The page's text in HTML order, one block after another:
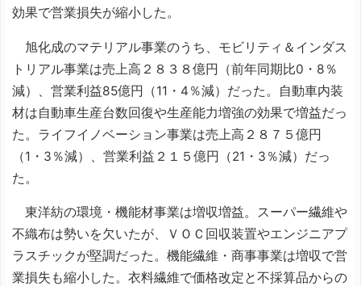
効果で営業損失が縮小した。
旭化成のマテリアル事業のうち、モビリティ＆インダス
トリアル事業は売上高２８３８億円（前年同期比0・8％
減）、営業利益85億円（11・4％減）だった。自動車内装
材は自動車生産台数回復や生産能力増強の効果で増益だっ
た。ライフイノベーション事業は売上高２８７５億円
（1・3％減）、営業利益２１５億円（21・3％減）だっ
た。
東洋紡の環境・機能材事業は増収増益。スーパー繊維や
不織布は勢いを欠いたが、ＶＯＣ回収装置やエンジニアプ
ラスチックが堅調だった。機能繊維・商事事業は増収で営
業損失も縮小した。衣料繊維で価格改定と不採算品からの